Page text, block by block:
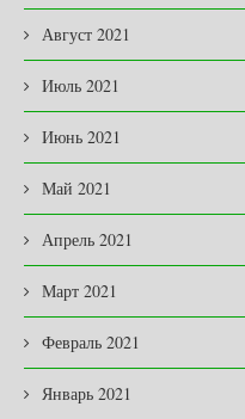
Август 2021
Июль 2021
Июнь 2021
Май 2021
Апрель 2021
Март 2021
Февраль 2021
Январь 2021